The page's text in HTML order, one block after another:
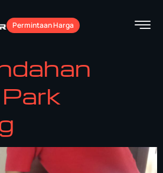
Permintaan Harga